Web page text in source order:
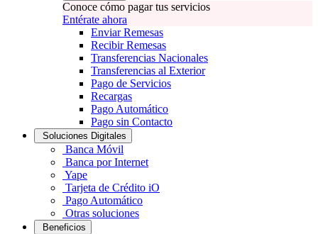
Conoce cómo pagar tus servicios
Entérate ahora
Enviar Remesas
Recibir Remesas
Transferencias Nacionales
Transferencias al Exterior
Pago de Servicios
Recargas
Pago Automático
Pago sin Contacto
Soluciones Digitales
Banca Móvil
Banca por Internet
Yape
Tarjeta de Crédito iO
Pago Automático
Otras soluciones
Beneficios